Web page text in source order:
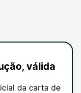
válida
da carta de